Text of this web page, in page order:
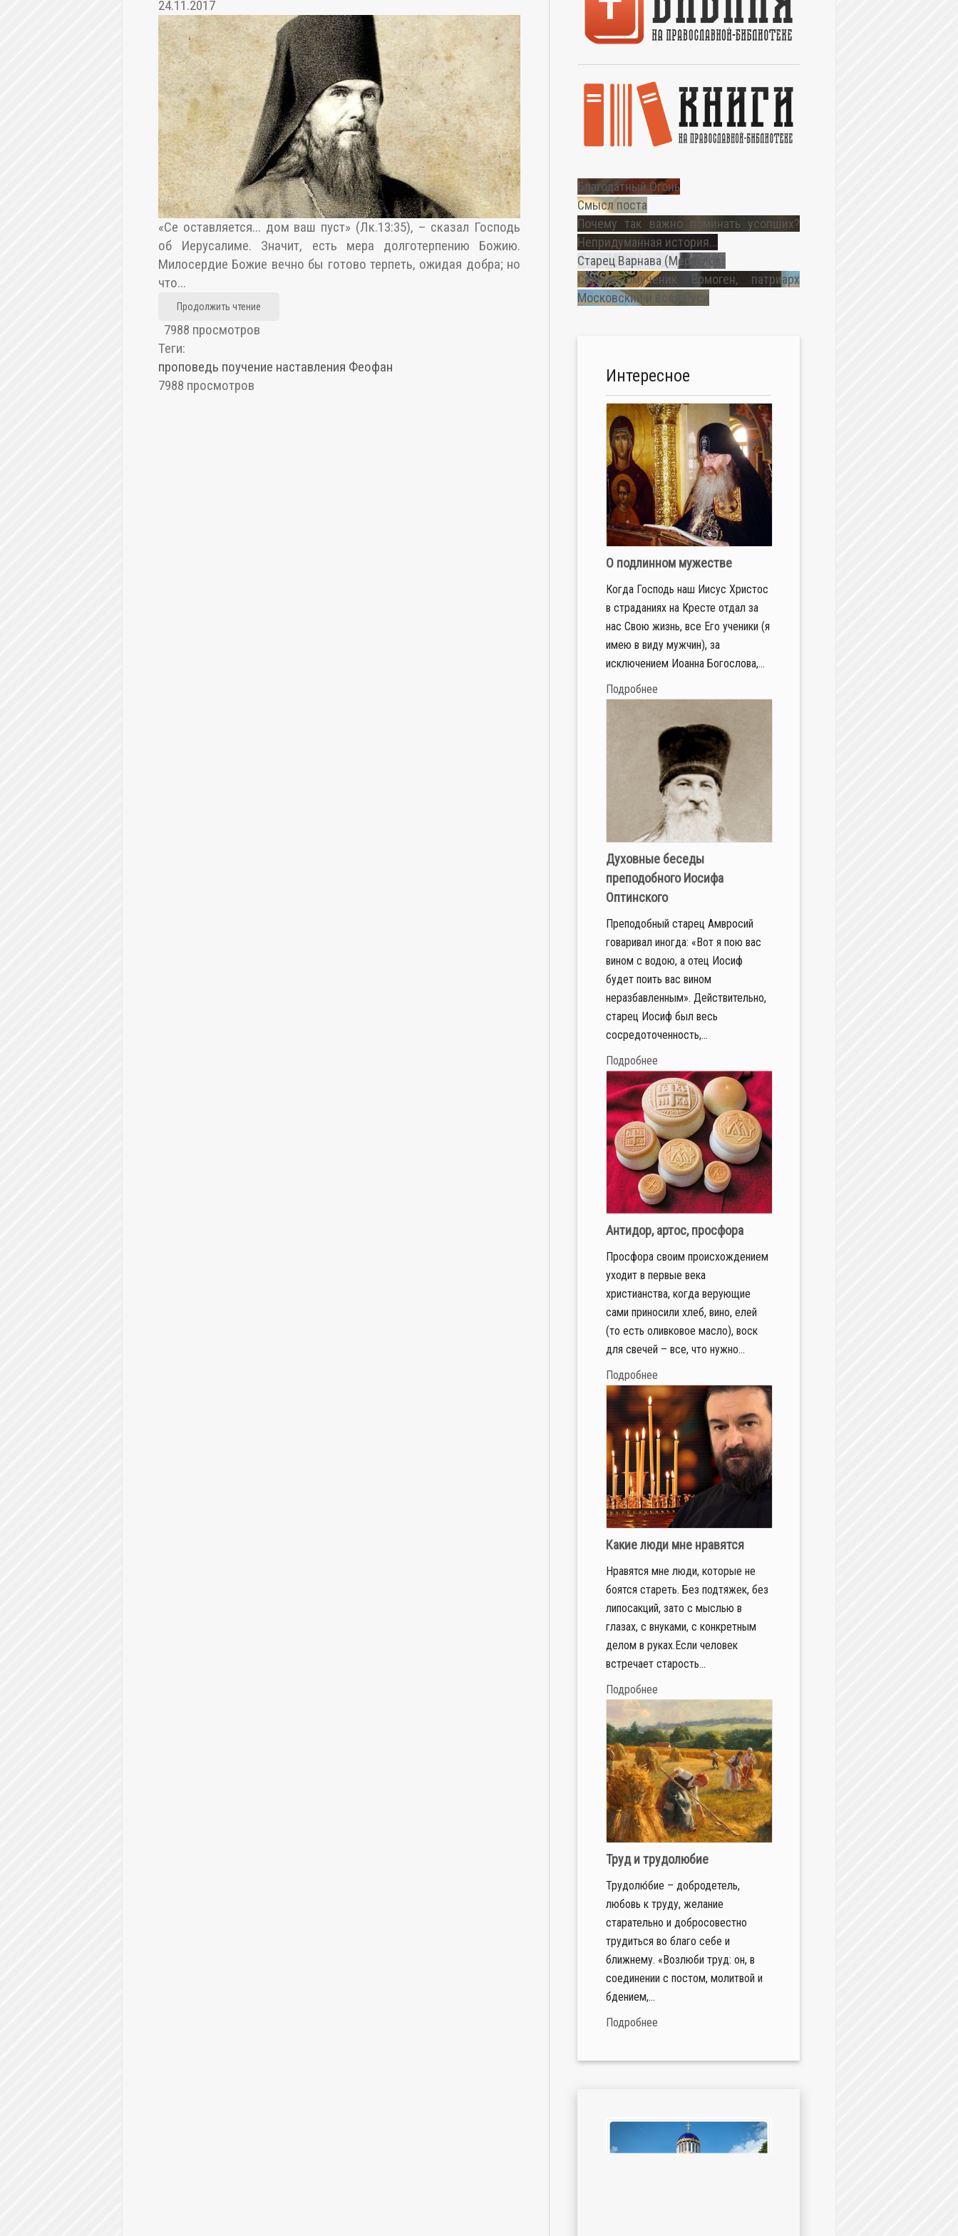
24.11.2017
«Се оставляется... дом ваш пуст» (Лк.13:35), – сказал Господь
об Иерусалиме. Значит, есть мера долготерпению Божию.
Милосердие Божие вечно бы готово терпеть, ожидая добра; но
что...
Продолжить чтение
7988 просмотров
Теги:
проповедь поучение наставления Феофан
7988 просмотров
Благодатный Огонь
Смысл поста
Почему так важно поминать усопших?
Непридуманная история...
Старец Варнава (Меркулов)
Священномученик Ермоген, патриарх
Московский и всея Руси
Интересное
О подлинном мужестве
Когда Господь наш Иисус Христос
в страданиях на Кресте отдал за
нас Свою жизнь, все Его ученики (я
имею в виду мужчин), за
исключением Иоанна Богослова,...
Подробнее
Духовные беседы
преподобного Иосифа
Оптинского
Преподобный старец Амвросий
говаривал иногда: «Вот я пою вас
вином с водою, а отец Иосиф
будет поить вас вином
неразбавленным». Действительно,
старец Иосиф был весь
сосредоточенность,...
Подробнее
Антидор, артос, просфора
Просфора своим происхождением
уходит в первые века
христианства, когда верующие
сами приносили хлеб, вино, елей
(то есть оливковое масло), воск
для свечей – все, что нужно...
Подробнее
Какие люди мне нравятся
Нравятся мне люди, которые не
боятся стареть. Без подтяжек, без
липосакций, зато с мыслью в
глазах, с внуками, с конкретным
делом в руках.Если человек
встречает старость...
Подробнее
Труд и трудолюбие
Трудолю́бие – добродетель,
любовь к труду, желание
старательно и добросовестно
трудиться во благо себе и
ближнему. «Возлюби труд: он, в
соединении с постом, молитвой и
бдением,...
Подробнее